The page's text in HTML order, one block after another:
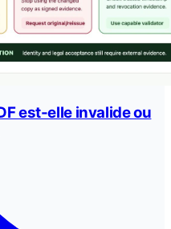
est-elle invalide ou